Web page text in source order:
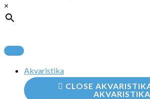
×
Akvaristika
CLOSE
AKVARISTIKA